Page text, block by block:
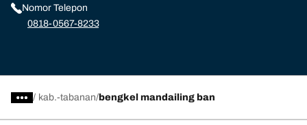
Nomor Telepon
0818-0567-8233
/ kab.-tabanan bengkel mandailing ban